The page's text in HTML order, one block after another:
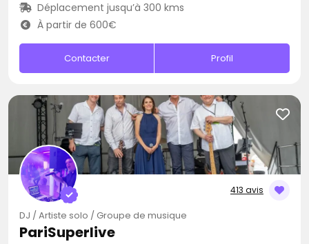
Déplacement jusqu’à 300 kms
À partir de 600€
Contacter Profil
413 avis
DJ / Artiste solo / Groupe de musique
PariSuperlive